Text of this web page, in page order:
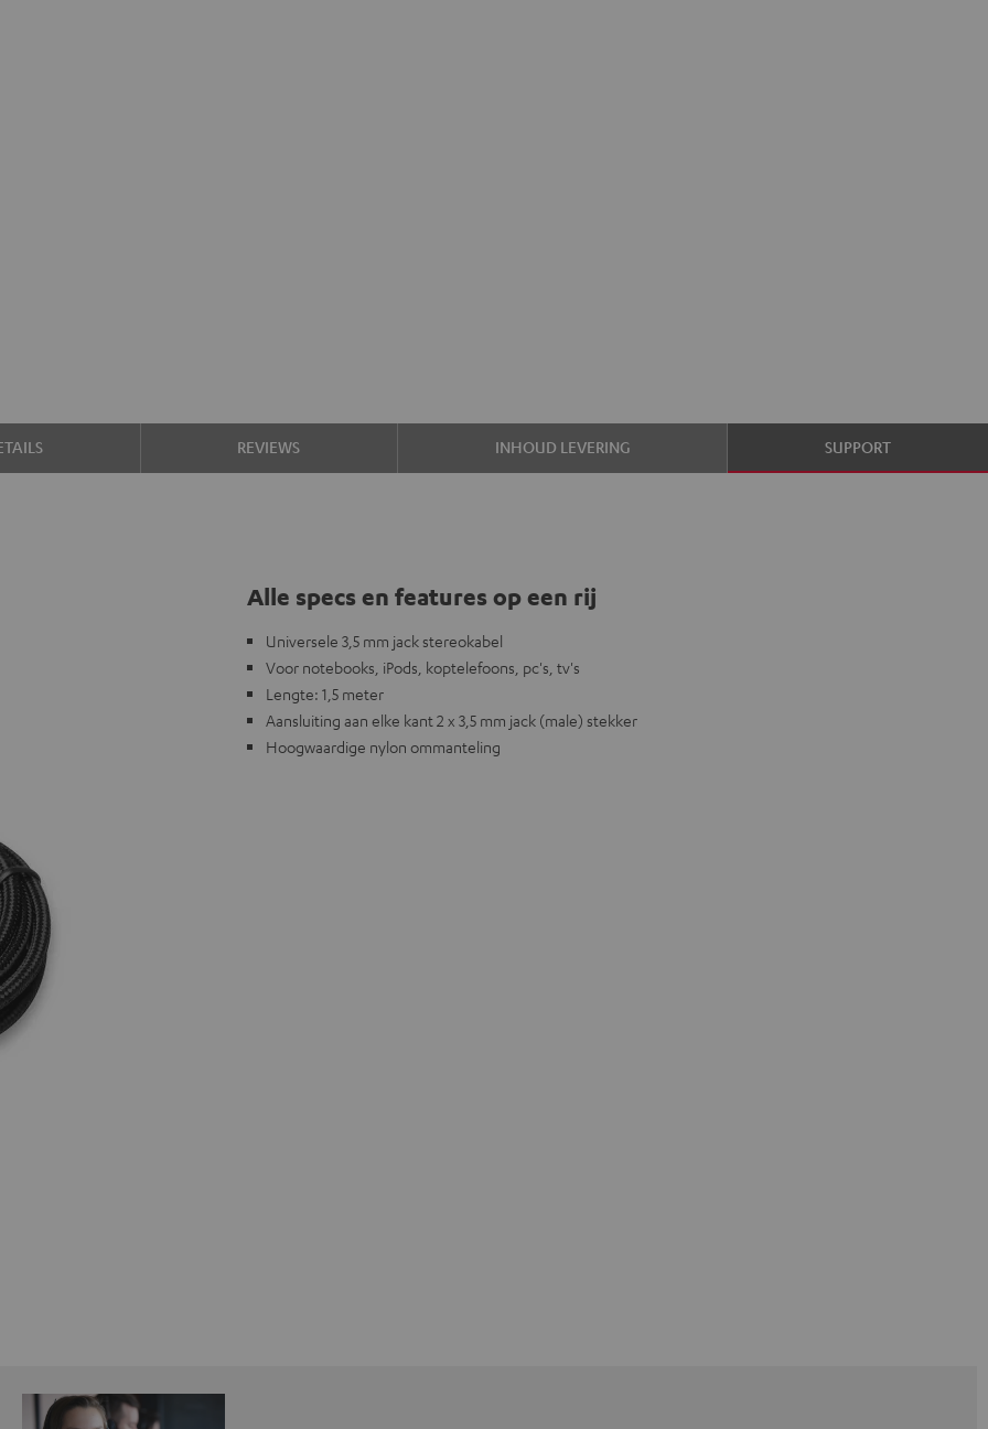
REVIEWS INHOUD LEVERING SUPPORT
Alle specs en features op een rij
Universele 3,5 mm jack stereokabel
Voor notebooks, iPods, koptelefoons, pc's, tv's
Lengte: 1,5 meter
Aansluiting aan elke kant 2 x 3,5 mm jack (male) stekker
Hoogwaardige nylon ommanteling